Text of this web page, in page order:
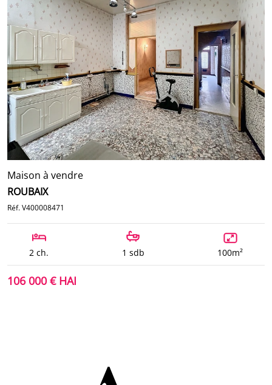
Maison à vendre
ROUBAIX
Réf. V400008471
2 ch. 1 sdb 100m²
106 000 € HAI